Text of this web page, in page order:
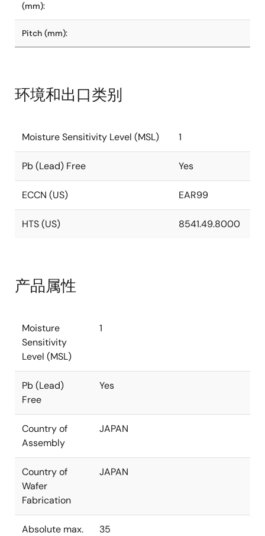
(mm):
Pitch (mm):
环境和出口类别
Moisture Sensitivity Level (MSL) 1
Pb (Lead) Free Yes
ECCN (US) EAR99
HTS (US) 8541.49.8000
产品属性
Moisture
Sensitivity
Level (MSL)
1
Pb (Lead)
Free
Yes
Country of
Assembly
JAPAN
Country of
Wafer
Fabrication
JAPAN
Absolute max.
35